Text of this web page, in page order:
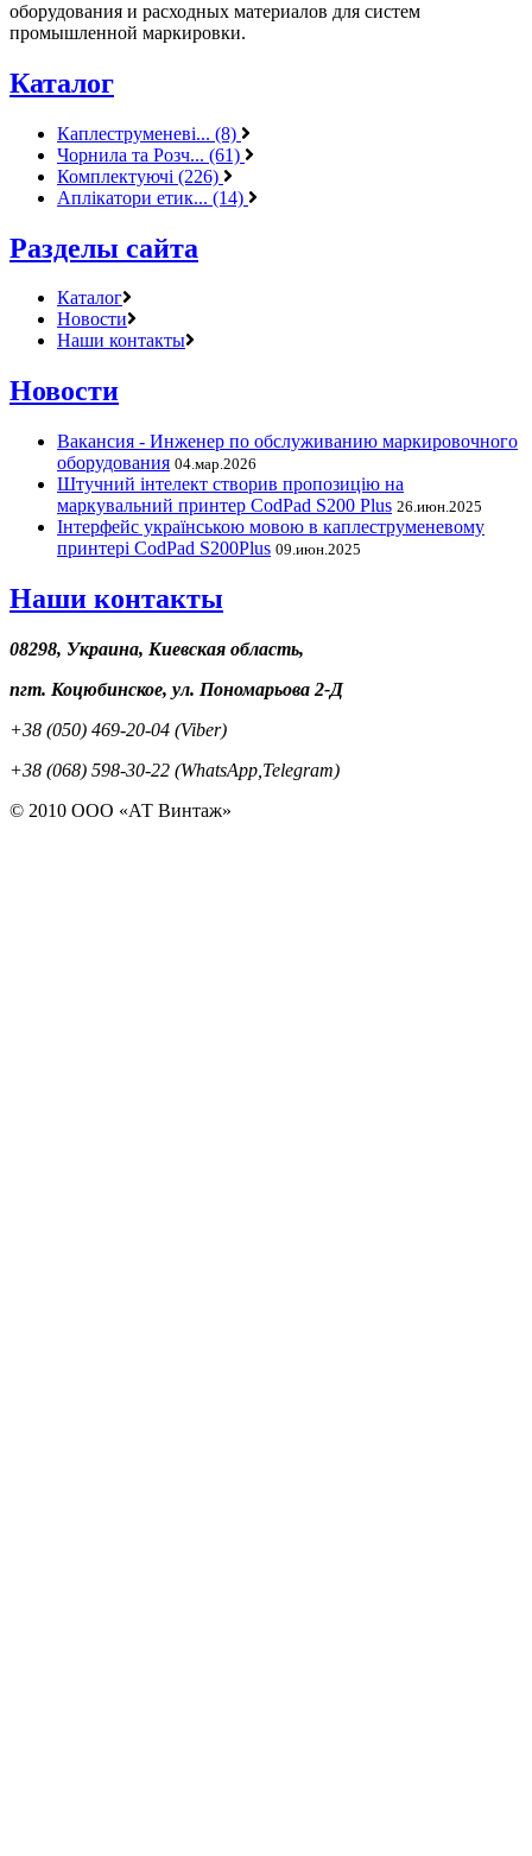
оборудования и расходных материалов для систем
промышленной маркировки.
Каталог
Каплеструменеві... (8)
Чорнила та Розч... (61)
Комплектуючі (226)
Аплікатори етик... (14)
Разделы сайта
Каталог
Новости
Наши контакты
Новости
Вакансия - Инженер по обслуживанию маркировочного
оборудования 04.мар.2026
Штучний інтелект створив пропозицію на
маркувальний принтер CodPad S200 Plus 26.июн.2025
Інтерфейс українською мовою в каплеструменевому
принтері CodPad S200Plus 09.июн.2025
Наши контакты
08298, Украина, Киевская область,
пгт. Коцюбинское, ул. Пономарьова 2-Д
+38 (050) 469-20-04 (Viber)
+38 (068) 598-30-22 (WhatsApp,Telegram)
© 2010 ООО «АТ Винтаж»